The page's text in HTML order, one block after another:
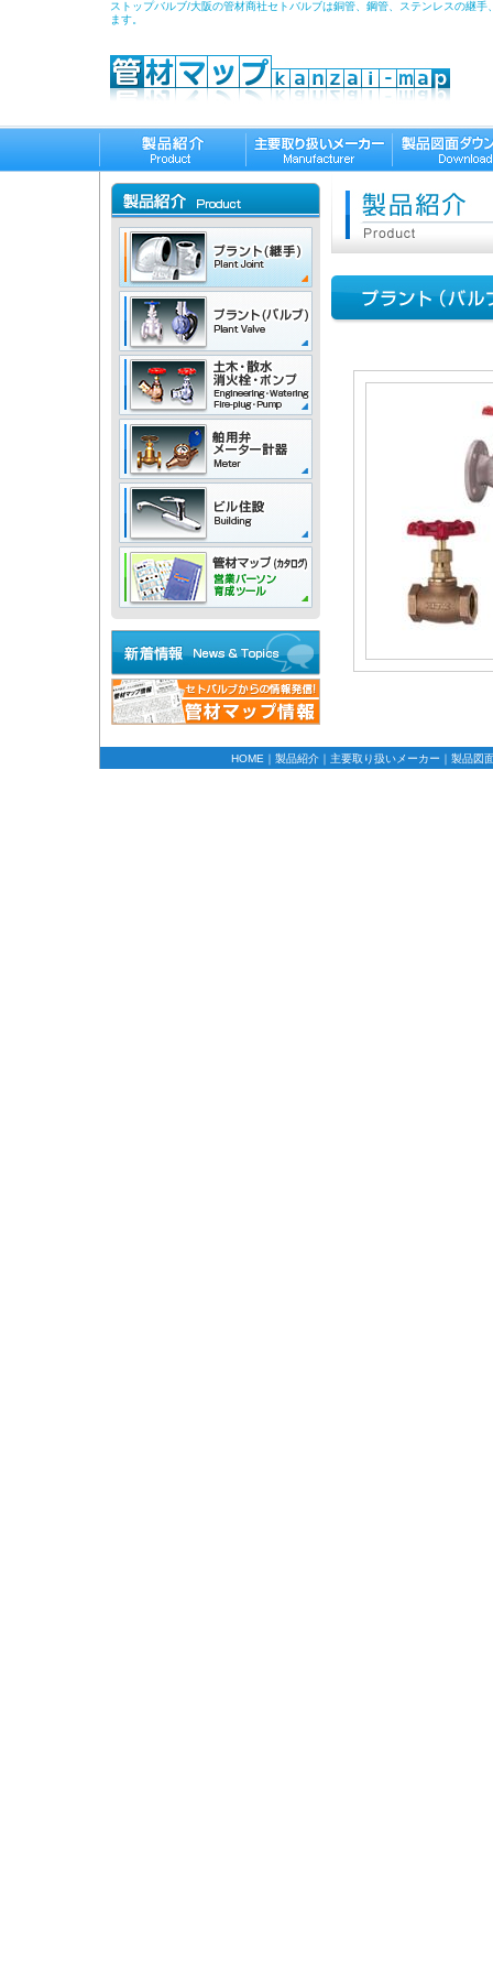
ストップバルブ/大阪の管材商社セトバルブは銅管、鋼管、ステンレスの継
ます。
HOME ｜ 製品紹介 ｜ 主要取り扱いメーカー ｜ 製品図